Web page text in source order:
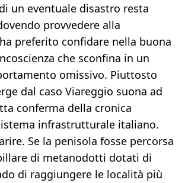
un eventuale disastro resta
provvedere alla
preferito confidare nella buona
che sconfina in un
omissivo. Piuttosto
dal caso Viareggio suona ad
conferma della cronica
infrastrutturale italiano.
Se la penisola fosse percorsa
di metanodotti dotati di
di raggiungere le località più